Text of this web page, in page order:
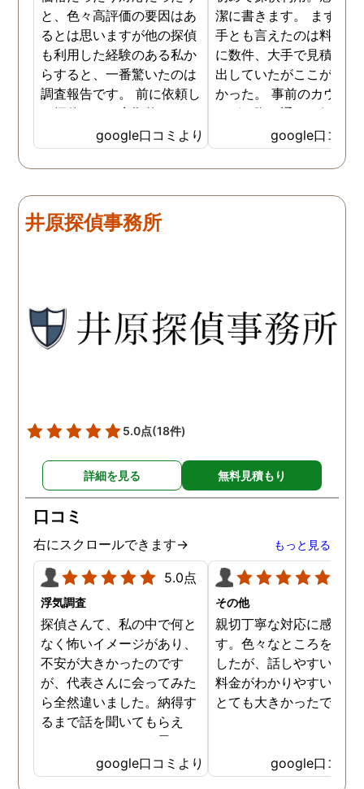
と、色々高評価の要因はあ
るとは思いますが他の探偵
も利用した経験のある私か
らすると、一番驚いたのは
調査報告です。 前に依頼し
た探偵では、定期的にまと
めて報告がくる為なかなか
実際の現状を把握するのが
難しかったですが、ここは
来ていました。 担当の人も
丁寧で報告内容もわかりや
google口コミより
潔に書きます。 まず、
手とも言えたのは料金。
に数件、大手で見積もり
出していたがここが一番
かった。 事前のカウン
ングの際の通りの価格で
途中での追加料金なども
く安心してお任せできた
由のひとつ。 かと言っ
く、むしろ期待以上に細
google口コミ
井原探偵事務所
5.0点(18件)
詳細を見る 無料見積もり
口コミ
右にスクロールできます→ もっと見る
5.0点
浮気調査
探偵さんて、私の中で何と
なく怖いイメージがあり、
不安が大きかったのです
が、代表さんに会ってみた
ら全然違いました。納得す
るまで話を聞いてもらえ
て、ここならという思いで
依頼しました。代表さんが
私と一緒に戦ってくれてる
google口コミより
その他
親切丁寧な対応に感謝し
す。色々なところを探し
したが、話しやすいこと
料金がわかりやすいこと
とても大きかったです。
google口コミ